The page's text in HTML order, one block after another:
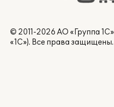
© 2011-2026 АО «Группа
«1С»). Все права защищены.